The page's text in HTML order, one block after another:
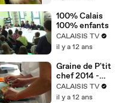
100% Calais
100% enfants
CALAISIS TV
il y a 12 ans
Graine de P'tit
chef 2014 -
les demi-
finales
CALAISIS TV
il y a 12 ans